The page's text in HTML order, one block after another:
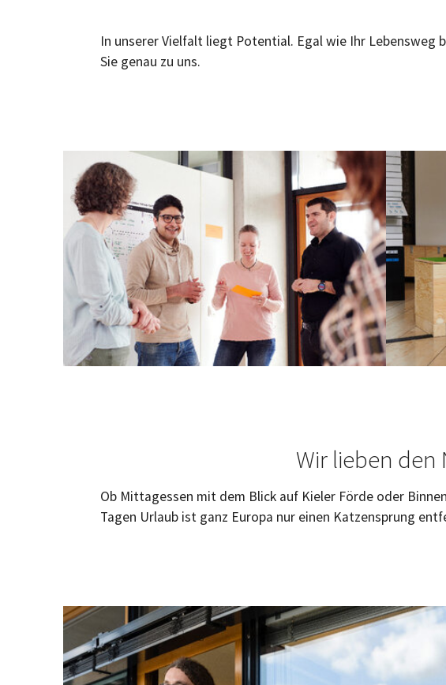
In unserer Vielfalt liegt Potential. Egal wie Ihr Lebensweg
Sie genau zu uns.
Wir lieben den
Ob Mittagessen mit dem Blick auf Kieler Förde oder
Tagen Urlaub ist ganz Europa nur einen Katzensprung